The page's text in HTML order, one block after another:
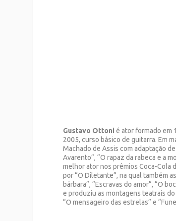
Gustavo Ottoni é ator formado em
2005, curso básico de guitarra. Em
Machado de Assis com adaptação
Avarento”, “O rapaz da rabeca e a
melhor ator nos prêmios Coca-Cola
por “O Diletante”, na qual também
bárbara”, “Escravas do amor”, “O
e produziu as montagens teatrais
“O mensageiro das estrelas” e